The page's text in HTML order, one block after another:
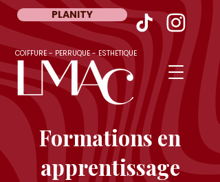
PLANITY
COIFFURE - PERRUQUE - ESTHETIQUE
Formations en
apprentissage